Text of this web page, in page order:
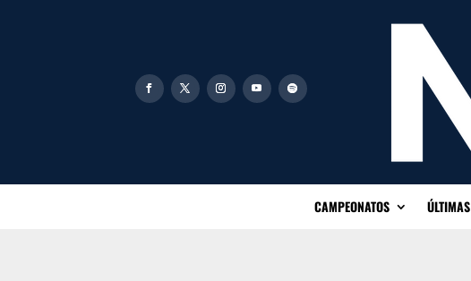
CAMPEONATOS ÚLTIMAS